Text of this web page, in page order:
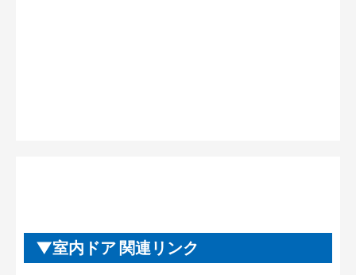
室内ドア 関連リンク